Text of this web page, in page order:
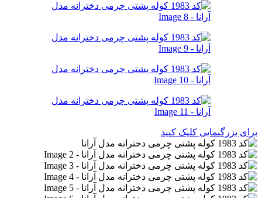
برای بزرگنمایی کلیک کنید